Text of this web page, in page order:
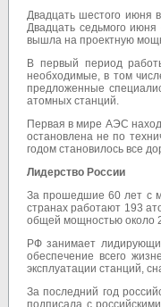
Двадцать шестого июня
Двадцать седьмого
вышла на проектную
В первый период
необходимые, в том
предложенные
атомных станций.
Первая в мире АЭС
остановлена не по
годом становилось все
Лидерство России
За прошедшие 60 лет с
странах работают 193
общей мощностью около
РФ занимает
обеспечение всего
эксплуатации станций,
За последний год
подписала с